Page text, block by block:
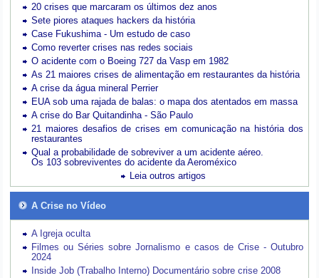
20 crises que marcaram os últimos dez anos
Sete piores ataques hackers da história
Case Fukushima - Um estudo de caso
Como reverter crises nas redes sociais
O acidente com o Boeing 727 da Vasp em 1982
As 21 maiores crises de alimentação em restaurantes da história
A crise da água mineral Perrier
EUA sob uma rajada de balas: o mapa dos atentados em massa
A crise do Bar Quitandinha - São Paulo
21 maiores desafios de crises em comunicação na história dos
restaurantes
Qual a probabilidade de sobreviver a um acidente aéreo.
Os 103 sobreviventes do acidente da Aeroméxico
Leia outros artigos
A Crise no Vídeo
A Igreja oculta
Filmes ou Séries sobre Jornalismo e casos de Crise - Outubro
2024
Inside Job (Trabalho Interno) Documentário sobre crise 2008